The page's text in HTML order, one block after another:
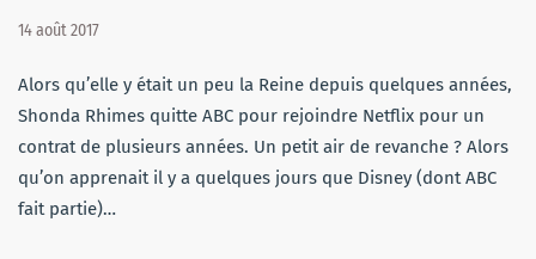
14 août 2017
Alors qu’elle y était un peu la Reine depuis quelques années,
Shonda Rhimes quitte ABC pour rejoindre Netflix pour un
contrat de plusieurs années. Un petit air de revanche ? Alors
qu’on apprenait il y a quelques jours que Disney (dont ABC
fait partie)…